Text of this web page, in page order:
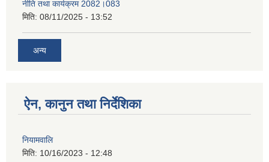
नीति तथा कार्यक्रम 2082।083
मिति: 08/11/2025 - 13:52
अन्य
ऐन, कानुन तथा निर्देशिका
नियामवालि
मिति: 10/16/2023 - 12:48